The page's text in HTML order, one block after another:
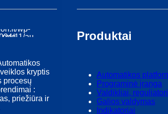
kryptis
procesų
:
priežiūra ir
Produktai
Automatikos
Programinė įranga
Valdikliai,
Galios valdymas
Indikatoriai